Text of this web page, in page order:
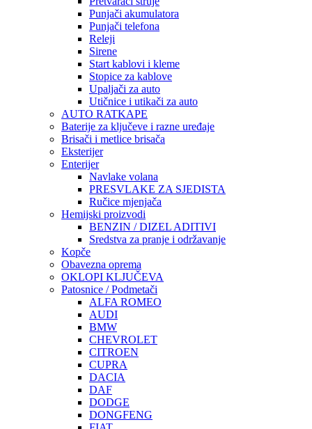
Punjači akumulatora
Punjači telefona
Releji
Sirene
Start kablovi i kleme
Stopice za kablove
Upaljači za auto
Utičnice i utikači za auto
AUTO RATKAPE
Baterije za ključeve i razne uređaje
Brisači i metlice brisača
Eksterijer
Enterijer
Navlake volana
PRESVLAKE ZA SJEDISTA
Ručice mjenjača
Hemijski proizvodi
BENZIN / DIZEL ADITIVI
Sredstva za pranje i održavanje
Kopče
Obavezna oprema
OKLOPI KLJUČEVA
Patosnice / Podmetači
ALFA ROMEO
AUDI
BMW
CHEVROLET
CITROEN
CUPRA
DACIA
DAF
DODGE
DONGFENG